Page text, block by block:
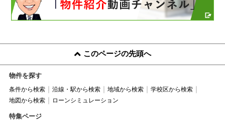
このページの先頭へ
物件を探す
条件から検索 沿線・駅から検索 地域から検索
学校区から検索
地図から検索
ローンシミュレーション
特集ページ